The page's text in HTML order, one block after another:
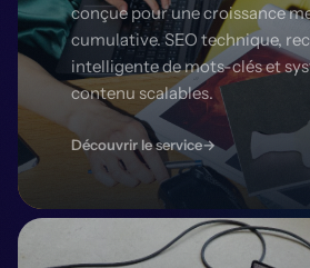
conçue pour une croissance
cumulative. SEO technique,
intelligente de mots-clés et
contenu scalables.
Découvrir le service→